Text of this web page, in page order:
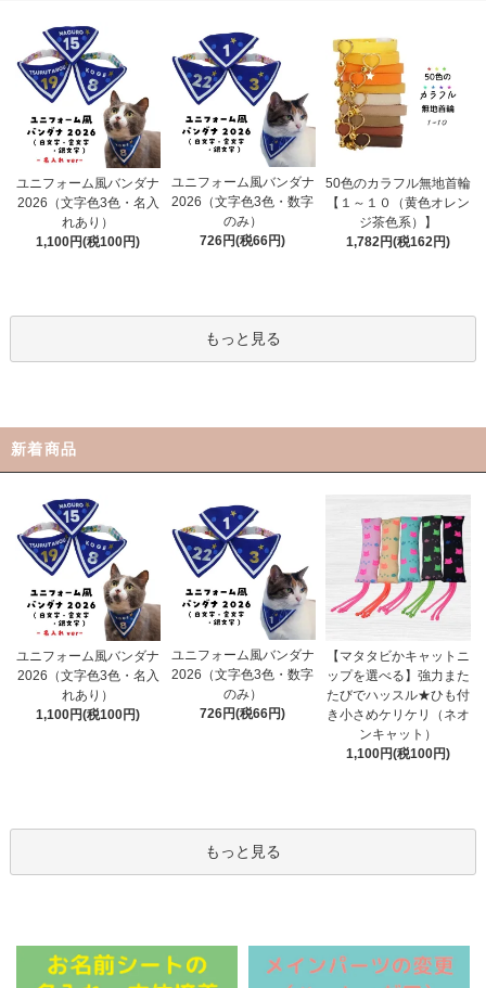
ユニフォーム風バンダナ
2026（文字色3色・名入
れあり）
1,100円(税100円)
ユニフォーム風バンダナ
2026（文字色3色・数字
のみ）
726円(税66円)
50色のカラフル無地首輪
【１～１０（黄色オレン
ジ茶色系）】
1,782円(税162円)
もっと見る
新着商品
ユニフォーム風バンダナ
2026（文字色3色・名入
れあり）
1,100円(税100円)
ユニフォーム風バンダナ
2026（文字色3色・数字
のみ）
726円(税66円)
【マタタビかキャットニ
ップを選べる】強力また
たびでハッスル★ひも付
き小さめケリケリ（ネオ
ンキャット）
1,100円(税100円)
もっと見る